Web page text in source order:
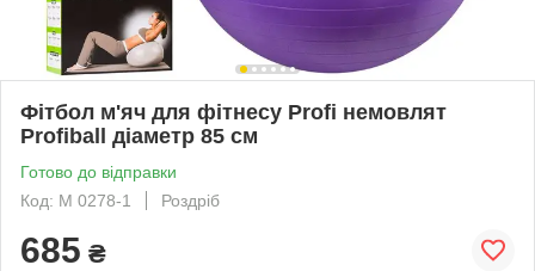
Фітбол м'яч для фітнесу Profi немовлят
Profiball діаметр 85 см
Готово до відправки
Код: M 0278-1
Роздріб
685 ₴